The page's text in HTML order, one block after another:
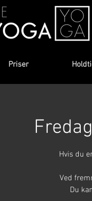
Priser
Hvis du
Ved
Du